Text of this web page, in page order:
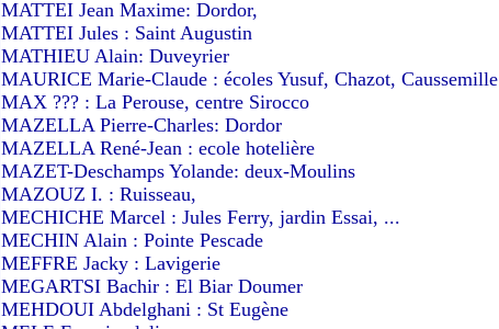
MATTEI Jean Maxime: Dordor,
MATTEI Jules : Saint Augustin
MATHIEU Alain: Duveyrier
MAURICE Marie-Claude : écoles Yusuf, Chazot, Caussemille
MAX ??? : La Perouse, centre Sirocco
MAZELLA Pierre-Charles: Dordor
MAZELLA René-Jean : ecole hotelière
MAZET-Deschamps Yolande: deux-Moulins
MAZOUZ I. : Ruisseau,
MECHICHE Marcel : Jules Ferry, jardin Essai, ...
MECHIN Alain : Pointe Pescade
MEFFRE Jacky : Lavigerie
MEGARTSI Bachir : El Biar Doumer
MEHDOUI Abdelghani : St Eugène